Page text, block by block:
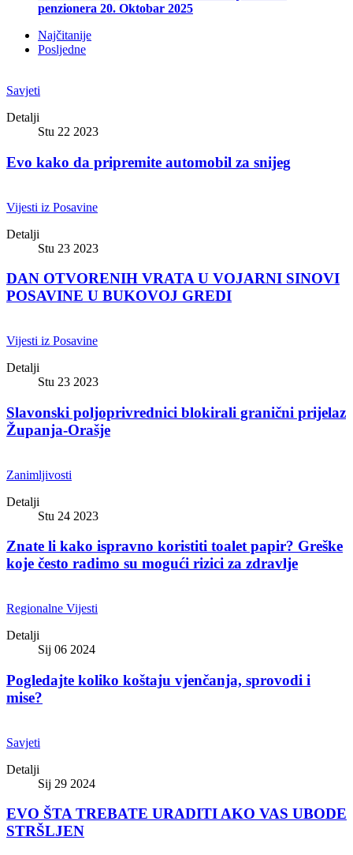
penzionera 20. Oktobar 2025
Najčitanije
Posljedne
Savjeti
Detalji
Stu 22 2023
Evo kako da pripremite automobil za snijeg
Vijesti iz Posavine
Detalji
Stu 23 2023
DAN OTVORENIH VRATA U VOJARNI SINOVI
POSAVINE U BUKOVOJ GREDI
Vijesti iz Posavine
Detalji
Stu 23 2023
Slavonski poljoprivrednici blokirali granični prijelaz
Županja-Orašje
Zanimljivosti
Detalji
Stu 24 2023
Znate li kako ispravno koristiti toalet papir? Greške
koje često radimo su mogući rizici za zdravlje
Regionalne Vijesti
Detalji
Sij 06 2024
Pogledajte koliko koštaju vjenčanja, sprovodi i
mise?
Savjeti
Detalji
Sij 29 2024
EVO ŠTA TREBATE URADITI AKO VAS UBODE
STRŠLJEN